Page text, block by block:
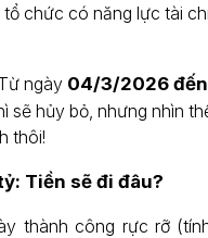
chức có năng lực tài
ngày 04/3/2026
sẽ hủy bỏ, nhưng nhìn
thôi!
Tiền sẽ đi đâu?
thành công rực rỡ